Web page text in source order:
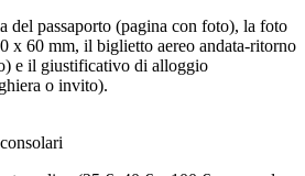
del passaporto (pagina con foto), la foto
x 60 mm, il biglietto aereo andata-ritorno
e il giustificativo di alloggio
o invito).